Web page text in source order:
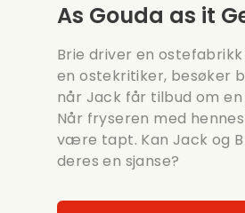
As Gouda as it
Brie driver en
en ostekritiker, besøker
når Jack får tilbud om
Når fryseren med
være tapt. Kan Jack og
deres en sjanse?